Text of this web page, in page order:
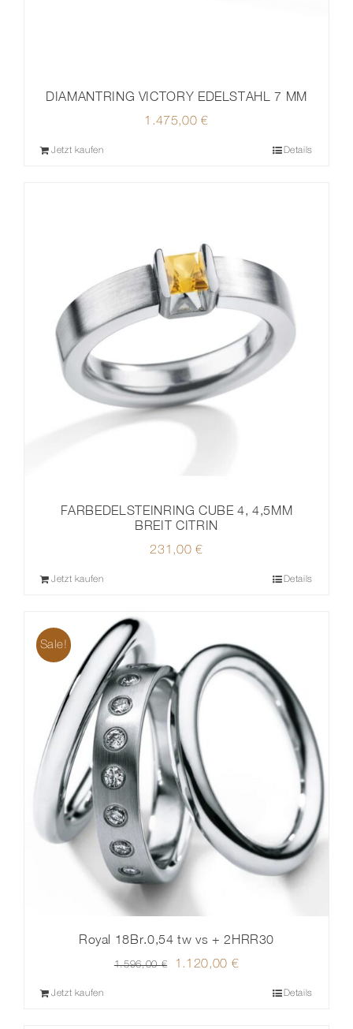
DIAMANTRING VICTORY EDELSTAHL 7 MM
1.475,00€
Jetzt kaufen Details
FARBEDELSTEINRING CUBE 4, 4,5MM
BREIT CITRIN
231,00 €
Jetzt kaufen Details
Sale!
Royal 18Br.0,54 tw vs + 2HRR30
1.596,00€
Ursprünglicher
1.120,00 €
Jetzt kaufen Details